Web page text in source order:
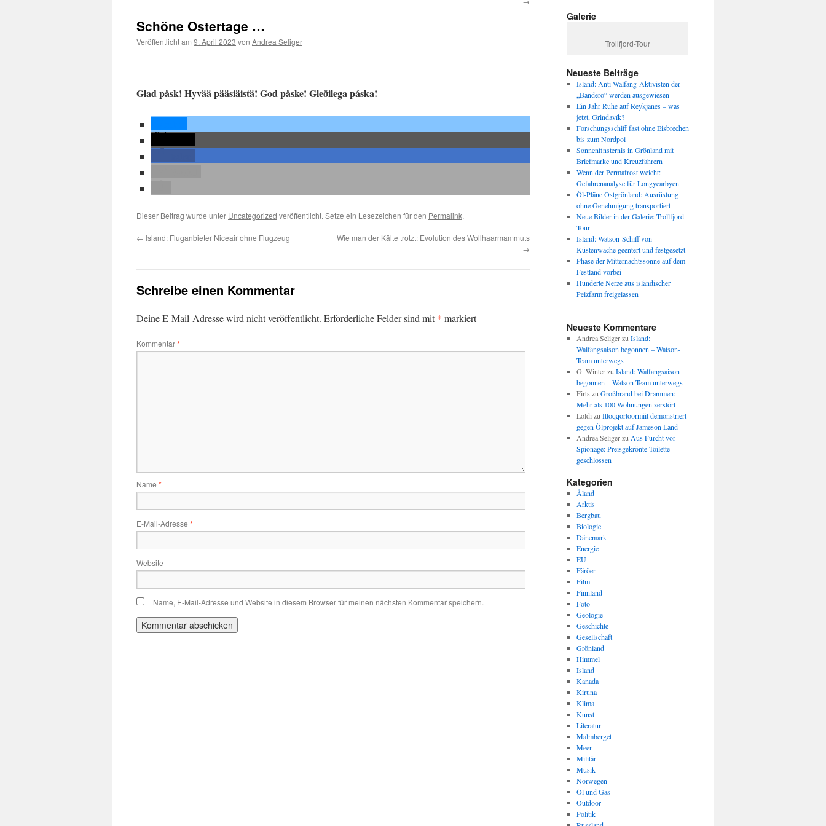
Schöne Ostertage …
Veröffentlicht am 9. April 2023 von Andrea Seliger
Glad påsk! Hyvää pääsiäistä! God påske! Gleðilega páska!
Dieser Beitrag wurde unter Uncategorized veröffentlicht. Setze ein Lesezeichen für den Permalink.
← Island: Fluganbieter Niceair ohne Flugzeug
Wie man der Kälte trotzt: Evolution des Wollhaarmammuts
→
Schreibe einen Kommentar
Deine E-Mail-Adresse wird nicht veröffentlicht. Erforderliche Felder sind mit* markiert
Kommentar*
Name *
E-Mail-Adresse *
Website
Name, E-Mail-Adresse und Website in diesem Browser für meinen nächsten Kommentar speichern.
Galerie
Trollfjord-Tour
Neueste Beiträge
Island: Anti-Walfang-Aktivisten der
„Bandero“ werden ausgewiesen
Ein Jahr Ruhe auf Reykjanes – was
jetzt, Grindavík?
Forschungsschiff fast ohne Eisbrechen
bis zum Nordpol
Sonnenfinsternis in Grönland mit
Briefmarke und Kreuzfahrern
Wenn der Permafrost weicht:
Gefahrenanalyse für Longyearbyen
Öl-Pläne Ostgrönland: Ausrüstung
ohne Genehmigung transportiert
Neue Bilder in der Galerie: Trollfjord-
Tour
Island: Watson-Schiff von
Küstenwache geentert und festgesetzt
Phase der Mitternachtssonne auf dem
Festland vorbei
Hunderte Nerze aus isländischer
Pelzfarm freigelassen
Neueste Kommentare
Andrea Seligerzu Island:
Walfangsaison begonnen – Watson-
Team unterwegs
G. Winterzu Island: Walfangsaison
begonnen – Watson-Team unterwegs
Firts zu Großbrand bei Drammen:
Mehr als 100 Wohnungen zerstört
Loldi zu Ittoqqortoormiit demonstriert
gegen Ölprojekt auf Jameson Land
Andrea Seligerzu Aus Furcht vor
Spionage: Preisgekrönte Toilette
geschlossen
Kategorien
Åland
Arktis
Bergbau
Biologie
Dänemark
Energie
EU
Färöer
Film
Finnland
Foto
Geologie
Geschichte
Gesellschaft
Grönland
Himmel
Island
Kanada
Kiruna
Klima
Kunst
Literatur
Malmberget
Meer
Militär
Musik
Norwegen
Öl und Gas
Outdoor
Politik